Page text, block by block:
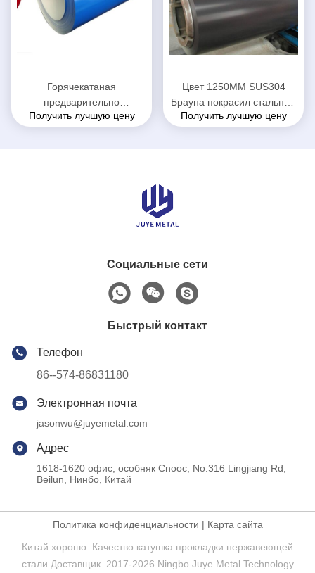
Горячекатаная
предварительно
окрашенная стальная
Получить лучшую цену
Цвет 1250MM SUS304
Брауна покрасил стальную
катушку
Получить лучшую цену
Социальные сети
Быстрый контакт
Телефон
86--574-86831180
Электронная почта
jasonwu@juyemetal.com
Адрес
1618-1620 офис, особняк Cnooc, No.316 Lingjiang Rd,
Beilun, Нинбо, Китай
Политика конфиденциальности | Карта сайта
Китай хорошо. Качество катушка прокладки нержавеющей
стали Доставщик. 2017-2026 Ningbo Juye Metal Technology